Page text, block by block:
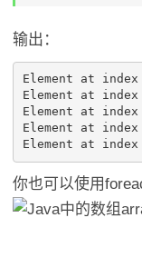
输出：
Element at
Element at
Element at
Element at
Element at
你也可以使用